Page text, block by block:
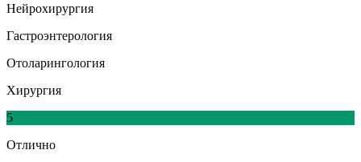
Нейрохирургия
Гастроэнтерология
Отоларингология
Хирургия
5
Отлично